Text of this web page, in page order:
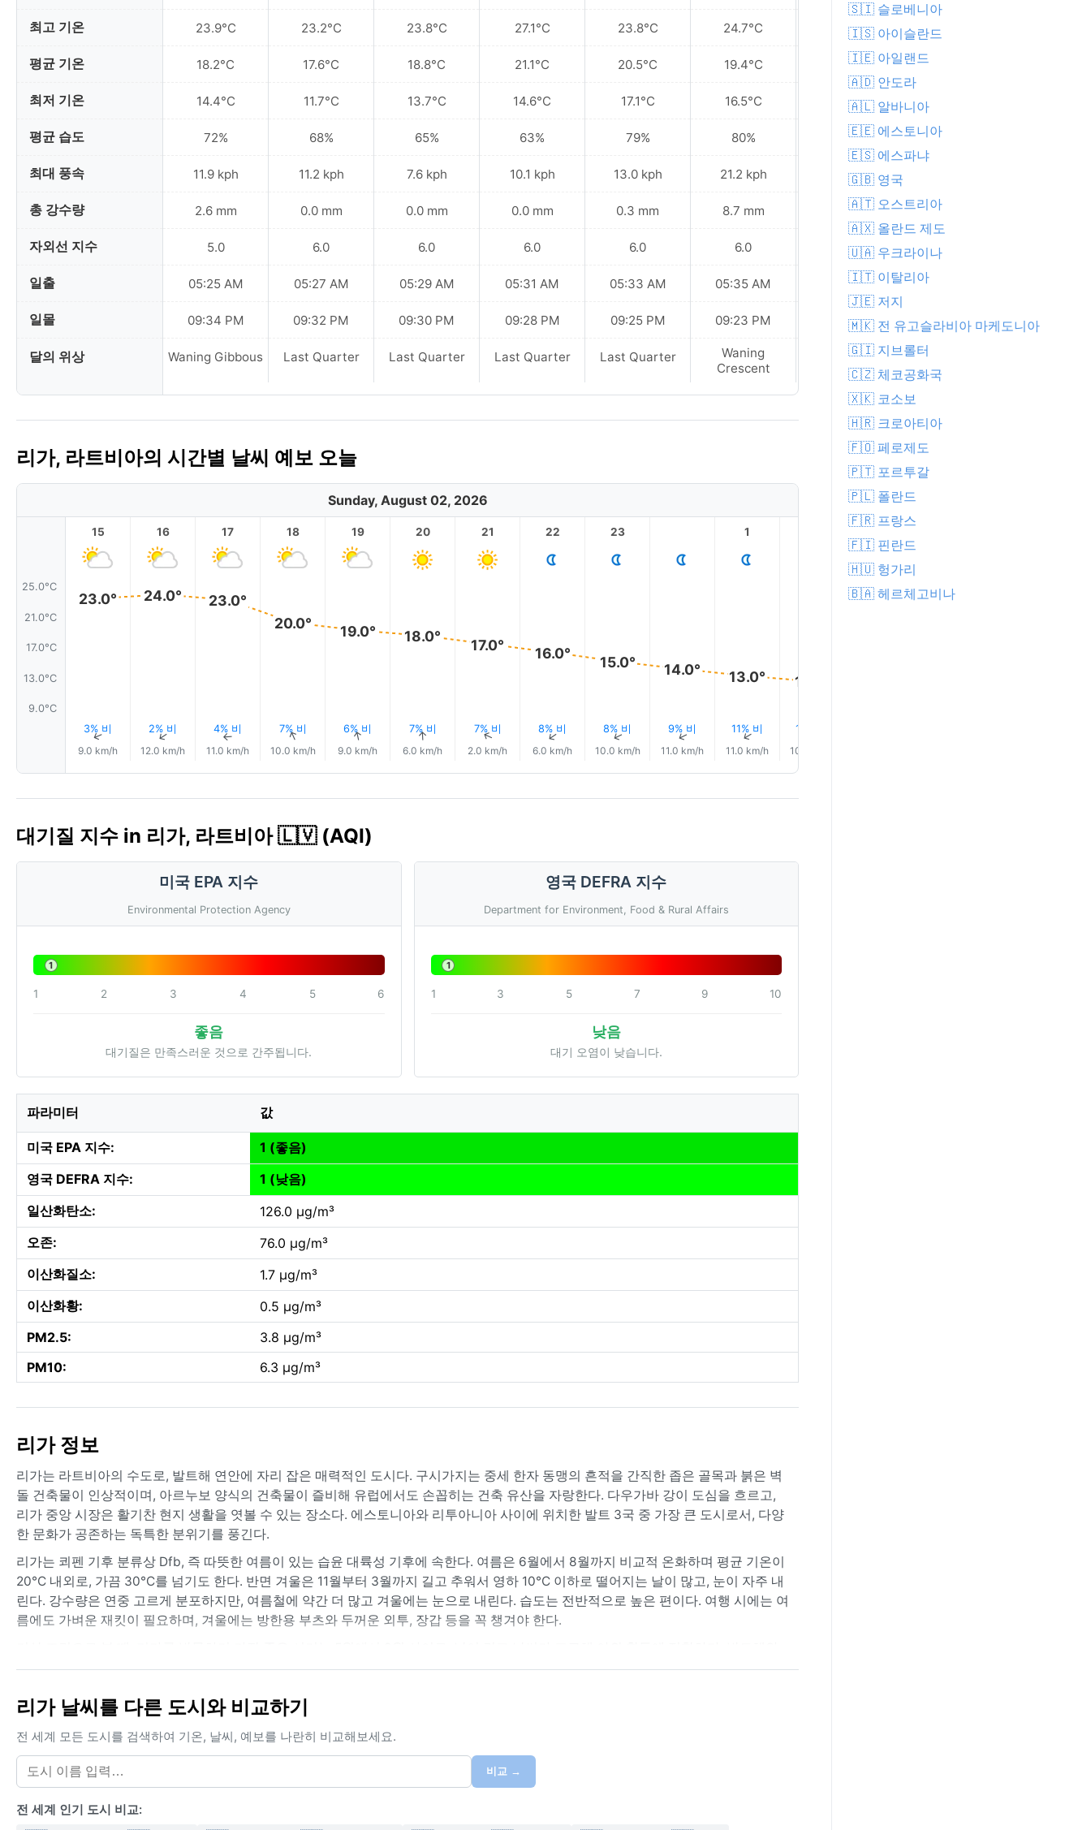
최고 기온
평균 기온
최저 기온
평균 습도
최대 풍속
총 강수량
자외선 지수
일출
일몰
달의 위상
23.9°C
18.2°C
14.4°C
72%
11.9 kph
2.6 mm
5.0
05:25 AM
09:34 PM
Waning Gibbous
23.2°C
17.6°C
11.7°C
68%
11.2 kph
0.0 mm
6.0
05:27 AM
09:32 PM
Last Quarter
23.8°C
18.8°C
13.7°C
65%
7.6 kph
0.0 mm
6.0
05:29 AM
09:30 PM
Last Quarter
27.1°C
21.1°C
14.6°C
63%
10.1 kph
0.0 mm
6.0
05:31 AM
09:28 PM
Last Quarter
23.8°C
20.5°C
17.1°C
79%
13.0 kph
0.3 mm
6.0
05:33 AM
09:25 PM
Last Quarter
24.7°C
19.4°C
16.5°C
80%
21.2 kph
8.7 mm
6.0
05:35 AM
09:23 PM
Waning
Crescent
19.4°C
16.3°C
14.0°C
81%
20.5 kph
3.3 mm
5.0
05:37 AM
09:21 PM
Waning
Crescent
리가, 라트비아의 시간별 날씨 예보 오늘
Sunday, August 02, 2026
25.0°C
21.0°C
17.0°C
13.0°C
9.0°C
15
23.0°
3% 비
↑
9.0 km/h
16
24.0°
2% 비
↑
12.0 km/h
17
23.0°
4% 비
↑
11.0 km/h
18
20.0°
7% 비
↑
10.0 km/h
19
19.0°
6% 비
↑
9.0 km/h
20
18.0°
7% 비
↑
6.0 km/h
21
17.0°
7% 비
↑
2.0 km/h
22
16.0°
8% 비
↑
6.0 km/h
23
15.0°
8% 비
↑
10.0 km/h
14.0°
9% 비
↑
11.0 km/h
1
13.0°
11% 비
↑
11.0 km/h
12.0°
12% 비
10.0 km/h
대기질 지수 in 리가, 라트비아 🇱🇻 (AQI)
미국 EPA 지수
Environmental Protection Agency
1
1 2 3 4 5 6
좋음
대기질은 만족스러운 것으로 간주됩니다.
영국 DEFRA 지수
Department for Environment, Food & Rural Affairs
1
1 3 5 7 9 10
낮음
대기 오염이 낮습니다.
파라미터 값
미국 EPA 지수:
1 (좋음)
영국 DEFRA 지수:
1 (낮음)
일산화탄소:
126.0 µg/m³
오존:
76.0 µg/m³
이산화질소:
1.7 µg/m³
이산화황:
0.5 µg/m³
PM2.5:
3.8 µg/m³
PM10:
6.3 µg/m³
리가 정보
리가는 라트비아의 수도로, 발트해 연안에 자리 잡은 매력적인 도시다. 구시가지는 중세 한자 동맹의 흔적을 간직한 좁은 골목과 붉은 벽
돌 건축물이 인상적이며, 아르누보 양식의 건축물이 즐비해 유럽에서도 손꼽히는 건축 유산을 자랑한다. 다우가바 강이 도심을 흐르고,
리가 중앙 시장은 활기찬 현지 생활을 엿볼 수 있는 장소다. 에스토니아와 리투아니아 사이에 위치한 발트 3국 중 가장 큰 도시로서, 다양
한 문화가 공존하는 독특한 분위기를 풍긴다.
리가는 쾨펜 기후 분류상 Dfb, 즉 따뜻한 여름이 있는 습윤 대륙성 기후에 속한다. 여름은 6월에서 8월까지 비교적 온화하며 평균 기온이
20°C 내외로, 가끔 30°C를 넘기도 한다. 반면 겨울은 11월부터 3월까지 길고 추워서 영하 10°C 이하로 떨어지는 날이 많고, 눈이 자주 내
린다. 강수량은 연중 고르게 분포하지만, 여름철에 약간 더 많고 겨울에는 눈으로 내린다. 습도는 전반적으로 높은 편이다. 여행 시에는 여
름에도 가벼운 재킷이 필요하며, 겨울에는 방한용 부츠와 두꺼운 외투, 장갑 등을 꼭 챙겨야 한다.
가까워 봄과 가을에는 안개가 잦고, 특히 10월부터 11월 사이에는 짙은 안개가 도시 전체를 덮기도 한다. 겨울에는 강한 한파와 폭설이 내
한다. 여름철에는 갑작스러운 소나기가 내리는 날이 있어 우산을 준비하는 것이 좋다.
리가 날씨를 다른 도시와 비교하기
전 세계 모든 도시를 검색하여 기온, 날씨, 예보를 나란히 비교해보세요.
비교 →
전 세계 인기 도시 비교:
🇸🇮 슬로베니아
🇮🇸 아이슬란드
🇮🇪 아일랜드
🇦🇩 안도라
🇦🇱 알바니아
🇪🇪 에스토니아
🇪🇸 에스파냐
🇬🇧 영국
🇦🇹 오스트리아
🇦🇽 올란드 제도
🇺🇦 우크라이나
🇮🇹 이탈리아
🇯🇪 저지
🇲🇰 전 유고슬라비아 마케도니아
🇬🇮 지브롤터
🇨🇿 체코공화국
🇽🇰 코소보
🇭🇷 크로아티아
🇫🇴 페로제도
🇵🇹 포르투갈
🇵🇱 폴란드
🇫🇷 프랑스
🇫🇮 핀란드
🇭🇺 헝가리
🇧🇦 헤르체고비나